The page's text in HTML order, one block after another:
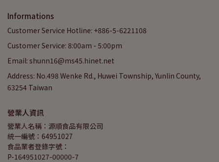
Informations
Customer Service Hotline: +886-5-6221108
Customer Service: 8:00am - 5:00pm
Email: shunn16@ms45.hinet.net
Address: No.498 Wenke Rd., Huwei Township, Yunlin County,
63254 Taiwan
營業人資訊
營業人名稱：源順食品有限公司
統一編號：64951027
食品業者登錄字號：
P-164951027-00000-7